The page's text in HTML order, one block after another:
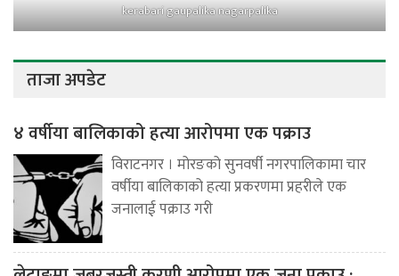
kerabari gaupalika nagarpalika
ताजा अपडेट
४ वर्षीया बालिकाको हत्या आरोपमा एक पक्राउ
विराटनगर । मोरङको सुनवर्षी नगरपालिकामा चार
वर्षीया बालिकाको हत्या प्रकरणमा प्रहरीले एक
जनालाई पक्राउ गरी